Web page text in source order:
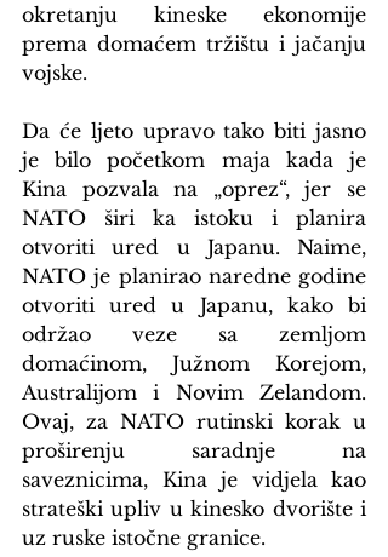
okretanju kineske ekonomije
prema domaćem tržištu i jačanju
vojske.
Da će ljeto upravo tako biti jasno
je bilo početkom maja kada je
Kina pozvala na „oprez“, jer se
NATO širi ka istoku i planira
otvoriti ured u Japanu. Naime,
NATO je planirao naredne godine
otvoriti ured u Japanu, kako bi
održao veze sa zemljom
domaćinom, Južnom Korejom,
Australijom i Novim Zelandom.
Ovaj, za NATO rutinski korak u
proširenju saradnje na
saveznicima, Kina je vidjela kao
strateški upliv u kinesko dvorište i
uz ruske istočne granice.